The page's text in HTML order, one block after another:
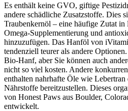
Es enthält keine GVO, giftige
andere schädliche Zusatzstoffe. Dies
Traubenkernöl – eine häufige Zutat
Omega-Supplementierung und
hinzuzufügen. Das Hanföl von
tendenziell teurer als andere
Bio-Hanf, aber Sie können auch
nicht so viel kosten. Andere
enthalten nahrhafte Öle wie
Nährstoffe bereitzustellen. Dieses
von Honest Paws aus Boulder,
entwickelt.